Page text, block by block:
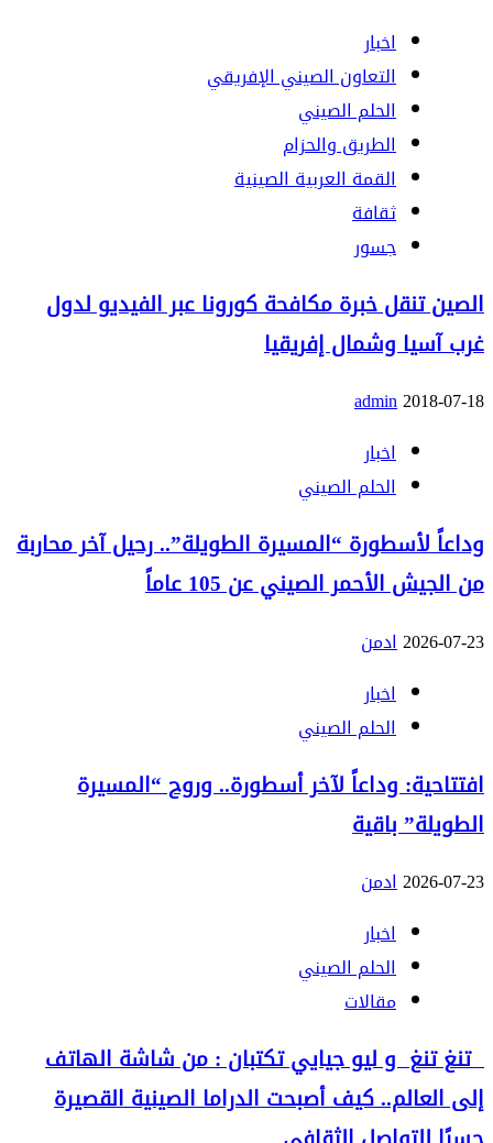
اخبار
التعاون الصيني الإفريقي
الحلم الصيني
الطريق والحزام
القمة العربية الصينية
ثقافة
جسور
الصين تنقل خبرة مكافحة كورونا عبر الفيديو لدول
غرب آسيا وشمال إفريقيا
2018-07-18
admin
اخبار
الحلم الصيني
وداعاً لأسطورة “المسيرة الطويلة”.. رحيل آخر محاربة
من الجيش الأحمر الصيني عن 105 عاماً
2026-07-23ادمن
اخبار
الحلم الصيني
افتتاحية: وداعاً لآخر أسطورة.. وروح “المسيرة
الطويلة” باقية
2026-07-23ادمن
اخبار
الحلم الصيني
مقالات
تنغ تنغ و ليو جيايي تكتبان : من شاشة الهاتف
إلى العالم.. كيف أصبحت الدراما الصينية القصيرة